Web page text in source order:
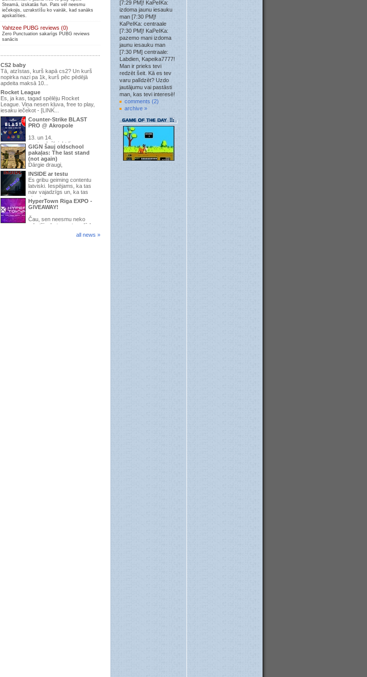
Wick3D »
tf2.kso.lv:27015
23. May
tf2.kso.lv:27015
23. May
Wick3D
Nākat spēlēt uz šo KSO PUB serveri tf2.kso.lv:27015
12. May
ok
10. May
struncis »
jau jau labu uztaisa, tad spēlē, šobrīd 9/24 un pirmā
diena
04. May
struncis »
1.6
04. May
.qoodbeep. »
strunci tas css vai 1.6?
struncis »
Ja gribar kādu zm+war3ftx 31lvl uzspēlēt, pievienojās
195.3.145.67:27015 , pēc šiem gadiem izdomāju
serveri uztaisīt atkal
04. May
attachment »
jauns forums
tikai kāda jēga
01. May
Trakaisspoks
Jup
struncis »
Vajag topiku uzraut par vakara šaušanu pubā.
.qoodbeep. »
Vispar doma kadam raut sho speli? Neesu speljis jau
kad vis sheit vienaa mirklii izmira.
.qoodbeep. »
adminu bus ari kas mainis karti un uztures kartibu...
sveik.. ir kads kas shovakar gatavs old style pazipat ?
NU KO.. GIGN PUB SERVERIS VARETU BUT PILNS
? MEES VAREETU SEEDEET KARANTIINAA ,
Taa kaa palaidu garaam ieprieksheejo un kaadus 20
pirms tam, online matchus - nav plaanaa veel kaads?
OMG neesmu sheit bijis 15 gadus.... skatos - kaa
Tāda ņirga uznāca, 6.dien Ninja nohostēja, gribēju jau
Steamā, izskatās fun. Pats vēl neesmu
iečekojis, uzrakstīšu ko vairāk, kad sanāks
apskatīties.
Yahtzee PUBG reviews (0)
Zero Punctuation sakarīgs PUBG reviews
sanācis
CS2 baby
Tā, atzīstas, kurš kapā cs2? Un kurš
nopirka nazi pa 1k, kurš pēc pēdējā
apdeita maksā 10...
Rocket League
Es, ja kas, tagad spēlēju Rocket
League. Viņa nesen kļuva, free to play,
iesaku iečekot - [LINK...
Counter-Strike BLAST
PRO @ Akropole
13. un 14.
septembrī(piektdiena un
sestdiena), t/c “Akropole” Apollo Kino -
pirmo ...
GIGN šauj oldschool
pakaļas: The last stand
(not again)
Dārgie draugi,
Ir pienācis laiks parādīt, ka pēdējā
reize, kurā mēs domājam, ...
INSIDE ar testu
Es gribu geiming contentu
latviski. Iespējams, ka tas
nav vajadzīgs un, ka tas
viss ir s...
HyperTown Riga EXPO -
GIVEAWAY!
Čau, sen neesmu neko
rakstījis, bet man te palūdza
all news »
[7:29 PM]! KaPeIKa:
izdoma jaunu iesauku
man [7:30 PM]!
KaPeIKa: centraale
[7:30 PM]! KaPeIKa:
pazemo mani izdoma
jaunu iesauku man
[7:30 PM] centraale:
Labdien, Kapeika7777!
Man ir prieks tevi
redzēt šeit. Kā es tev
varu palīdzēt? Uzdo
jautājumu vai pastāsti
man, kas tevi interesē!
comments (2)
archive »